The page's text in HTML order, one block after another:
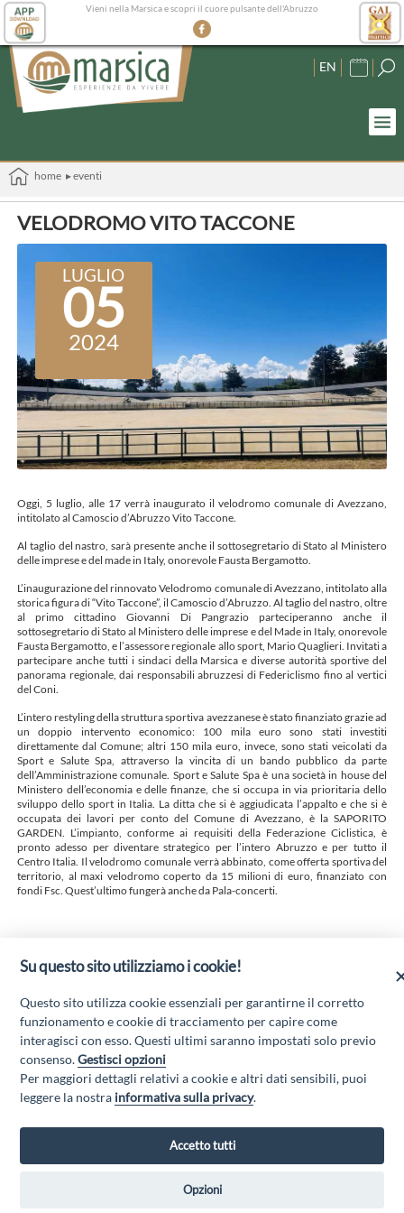
Vieni nella Marsica e scopri il cuore pulsante dell'Abruzzo
EN
home ▸ eventi
VELODROMO VITO TACCONE
LUGLIO
05
2024
Oggi, 5 luglio, alle 17 verrà inaugurato il velodromo comunale di Avezzano,
intitolato al Camoscio d’Abruzzo Vito Taccone.
Al taglio del nastro, sarà presente anche il sottosegretario di Stato al Ministero
delle imprese e del made in Italy, onorevole Fausta Bergamotto.
L’inaugurazione del rinnovato Velodromo comunale di Avezzano, intitolato alla
storica figura di “Vito Taccone”, il Camoscio d’Abruzzo. Al taglio del nastro, oltre
al primo cittadino Giovanni Di Pangrazio parteciperanno anche il
sottosegretario di Stato al Ministero delle imprese e del Made in Italy, onorevole
Fausta Bergamotto, e l’assessore regionale allo sport, Mario Quaglieri. Invitati a
partecipare anche tutti i sindaci della Marsica e diverse autorità sportive del
panorama regionale, dai responsabili abruzzesi di Federiclismo fino al vertici
del Coni.
L’intero restyling della struttura sportiva avezzanese è stato finanziato grazie ad
un doppio intervento economico: 100 mila euro sono stati investiti
direttamente dal Comune; altri 150 mila euro, invece, sono stati veicolati da
Sport e Salute Spa, attraverso la vincita di un bando pubblico da parte
dell’Amministrazione comunale. Sport e Salute Spa è una società in house del
Ministero dell’economia e delle finanze, che si occupa in via prioritaria dello
sviluppo dello sport in Italia. La ditta che si è aggiudicata l’appalto e che si è
occupata dei lavori per conto del Comune di Avezzano, è la SAPORITO
GARDEN. L’impianto, conforme ai requisiti della Federazione Ciclistica, è
pronto adesso per diventare strategico per l’intero Abruzzo e per tutto il
Centro Italia. Il velodromo comunale verrà abbinato, come offerta sportiva del
territorio, al maxi velodromo coperto da 15 milioni di euro, finanziato con
fondi Fsc. Quest’ultimo fungerà anche da Pala-concerti.
VELODROMO VITO TACCONE
AVEZZANO
“Attività cofinanziate dal PSR 2014/2020 Abruzzo - mis. 19 PSL La Terra dei
M@rsi - Fondo FEASR; Sottomisura 19.2; Tipologia di intervento 19.2.1
Su questo sito utilizziamo i cookie!
Questo sito utilizza cookie essenziali per garantirne il corretto
funzionamento e cookie di tracciamento per capire come
interagisci con esso. Questi ultimi saranno impostati solo previo
consenso.Gestisci opzioni
Per maggiori dettagli relativi a cookie e altri dati sensibili, puoi
leggere la nostra informativa sulla privacy.
Accetto tutti
Opzioni